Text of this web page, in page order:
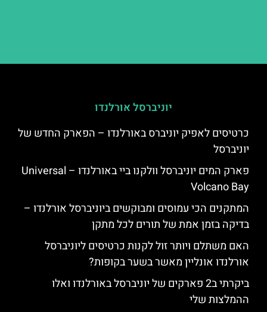
יוניברסל אורלנדו
כרטיסים לאפיק יוניברס באורלנדו – הפארק החדש של
יוניברסל
פארק המים יוניברסל וולקנו ביי באורלנדו – Universal
Volcano Bay
המתקנים הכי עמוסים ומבוקשים ביוניברסל אורלנדו –
בדיקה בזמן אמת של תורים לכל מתקן
האם משתלם ויותר זול לקנות כרטיסים ליוניברסל
אורלנדו אונליין מאשר בשער בקופות?
ביקרתי ב2 פארקים של יוניברסל באורלנדו ואלו
ההמלצות שלי